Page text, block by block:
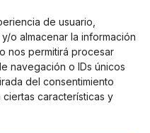
de usuario,
o almacenar la información
nos permitirá procesar
navegación o IDs únicos
del consentimiento
características y
Online con Bitcoin y
en Argentina 2025